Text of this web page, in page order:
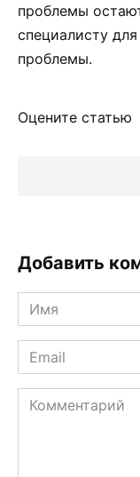
проблемы
специалисту
проблемы.
Оцените статью
Добавить
Имя
*
Email
*
Комментарий